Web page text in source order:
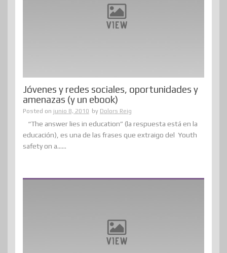
Jóvenes y redes sociales, oportunidades y
amenazas (y un ebook)
Posted on junio 8, 2010 by Dolors Reig
“The answer lies in education” (la respuesta está en la
educación), es una de las frases que extraigo del Youth
safety on a......